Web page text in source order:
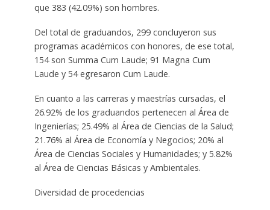
que 383 (42.09%) son hombres.
Del total de graduandos, 299 concluyeron sus
programas académicos con honores, de ese total,
154 son Summa Cum Laude; 91 Magna Cum
Laude y 54 egresaron Cum Laude.
En cuanto a las carreras y maestrías cursadas, el
26.92% de los graduandos pertenecen al Área de
Ingenierías; 25.49% al Área de Ciencias de la Salud;
21.76% al Área de Economía y Negocios; 20% al
Área de Ciencias Sociales y Humanidades; y 5.82%
al Área de Ciencias Básicas y Ambientales.
Diversidad de procedencias